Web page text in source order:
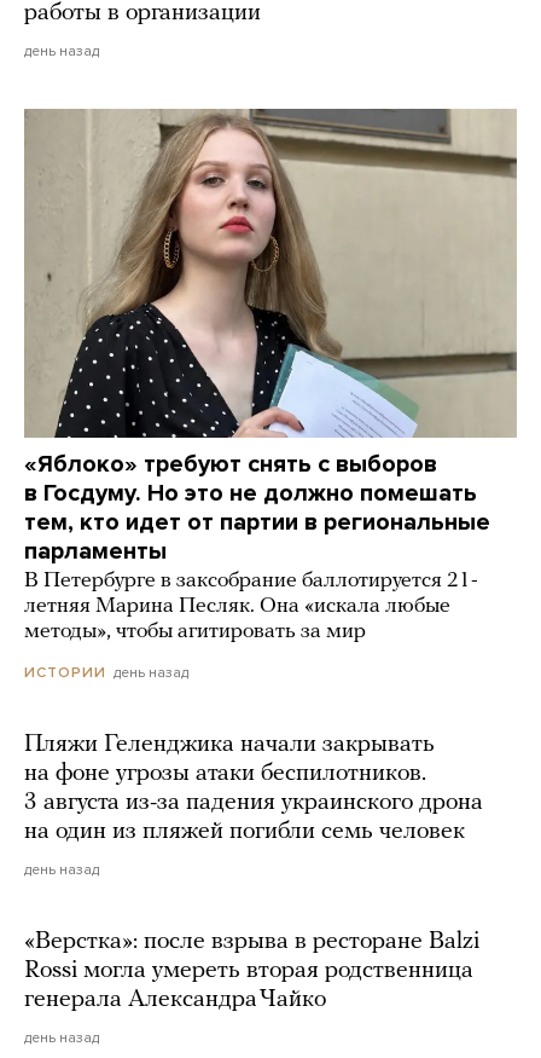
работы в организации
день назад
«Яблоко» требуют снять с выборов
в Госдуму. Но это не должно помешать
тем, кто идет от партии в региональные
парламенты
В Петербурге в заксобрание баллотируется 21-
летняя Марина Песляк. Она «искала любые
методы», чтобы агитировать за мир
ИСТОРИИ день назад
Пляжи Геленджика начали закрывать
на фоне угрозы атаки беспилотников.
3 августа из-за падения украинского дрона
на один из пляжей погибли семь человек
день назад
«Верстка»: после взрыва в ресторане Balzi
Rossi могла умереть вторая родственница
генерала Александра Чайко
день назад